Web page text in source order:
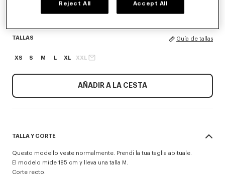
TALLAS Guía de tallas
XS S M L XL XXL
AÑADIR A LA CESTA
TALLA Y CORTE
Questo modello veste normalmente. Prendi la tua taglia abituale.
El modelo mide 185 cm y lleva una talla M.
Corte recto.
Reject All Accept All